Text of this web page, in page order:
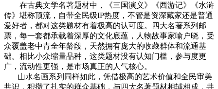
在古典文学名著题材中，《三国演义》《西游记》《水浒
传》堪称顶流，自带全民级IP热度，不管是资深藏家还是普通
爱好者，都对这类题材有着极高的认可度。四大名著系列邮
票，每一套都承载着深厚的文化底蕴，人物故事家喻户晓，受
众覆盖老中青全年龄段，天然拥有庞大的收藏群体和流通基
础。相比小众缩量品种，这类题材没有认知门槛，参与度更
广，流动性更强，是市场真正的人气核心。
山水名画系列同样如此，凭借极高的艺术价值和全民审美
共识，积攒了扎实的群众基础，与四大名著题材相辅相成，共